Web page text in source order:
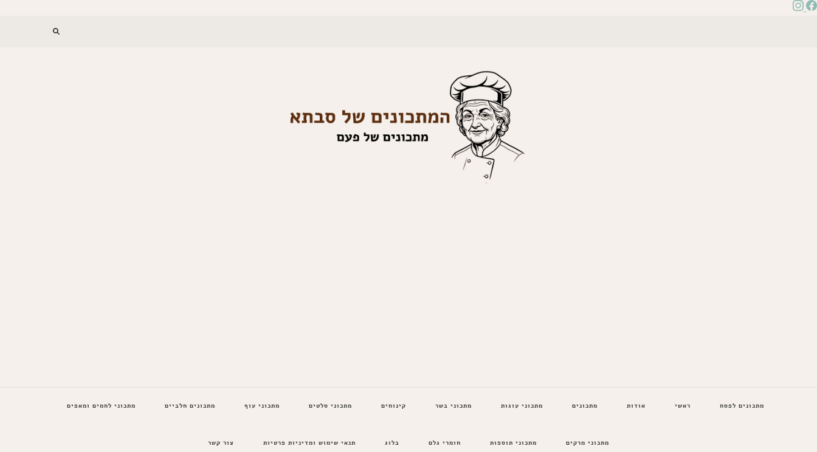
מתכונים לפסח ראשי אודות מתכונים מתכוני עוגות מתכוני בשר קינוחים מתכוני סלטים מתכוני עוף מתכונים חלביים מתכוני לחמים ומאפים
מתכוני מרקים מתכוני תוספות חומרי גלם בלוג תנאי שימוש ומדיניות פרטיות צור קשר